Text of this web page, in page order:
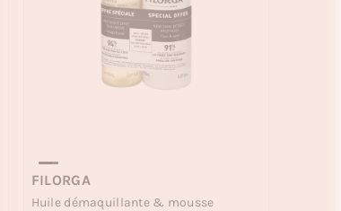
FILORGA
Huile démaquillante & mousse